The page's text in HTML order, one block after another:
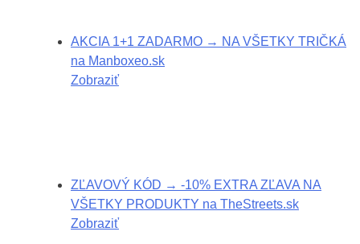
AKCIA 1+1 ZADARMO → NA VŠETKY TRIČKÁ
na Manboxeo.sk
Zobraziť
ZĽAVOVÝ KÓD → -10% EXTRA ZĽAVA NA
VŠETKY PRODUKTY na TheStreets.sk
Zobraziť